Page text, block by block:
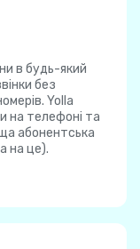
в будь-який
без
Yolla
на телефоні та
абонентська
на це).